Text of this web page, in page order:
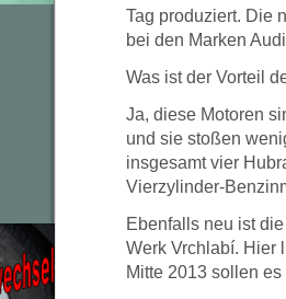
Tag produziert. Die
bei den Marken
Was ist der Vorteil
Ja, diese Motoren
und sie stoßen
insgesamt vier
Vierzylinder-
Ebenfalls neu ist
Werk Vrchlabí. Hier
Mitte 2013 sollen